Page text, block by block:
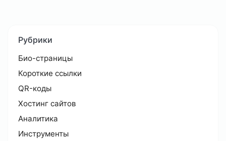
Рубрики
Био-страницы
Короткие ссылки
QR-коды
Хостинг сайтов
Аналитика
Инструменты